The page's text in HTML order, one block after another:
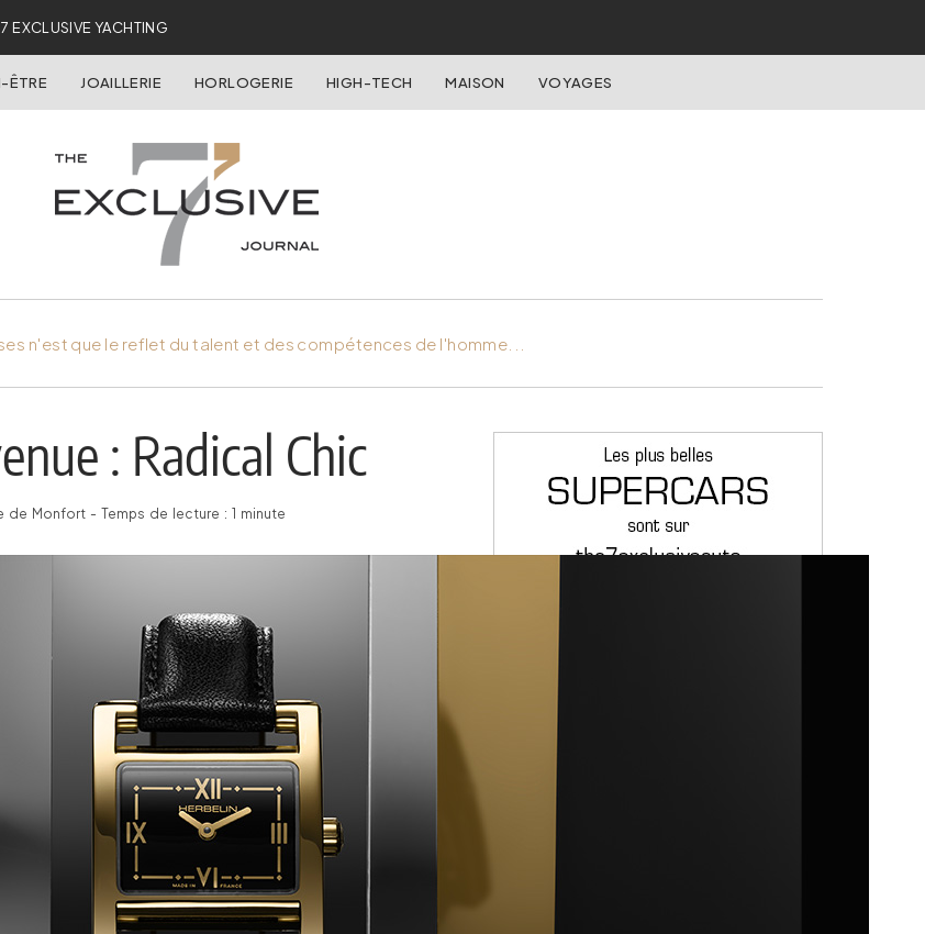
EXCLUSIVE YACHTING
ÊTRE JOAILLERIE HORLOGERIE HIGH-TECH MAISON VOYAGES
n'est que le reflet du talent et des compétences de l'homme...
: Radical Chic
de Monfort - Temps de lecture : 1 minute